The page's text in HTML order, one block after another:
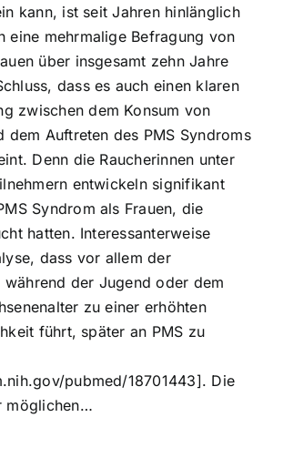
kann, ist seit Jahren hinlänglich
eine mehrmalige Befragung von
über insgesamt zehn Jahre
dass es auch einen klaren
zwischen dem Konsum von
dem Auftreten des PMS Syndroms
Denn die Raucherinnen unter
entwickeln signifikant
Syndrom als Frauen, die
hatten. Interessanterweise
dass vor allem der
während der Jugend oder dem
zu einer erhöhten
führt, später an PMS zu
pubmed/18701443]. Die
möglichen…